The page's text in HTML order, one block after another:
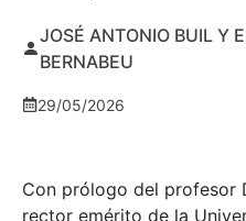
JOSÉ ANTONIO BUIL Y
BERNABEU
29/05/2026
Con prólogo del profesor
rector emérito de la